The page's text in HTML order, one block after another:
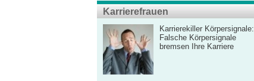
Karrierefrauen
Karrierekiller Körpersignale:
Falsche Körpersignale
bremsen Ihre Karriere